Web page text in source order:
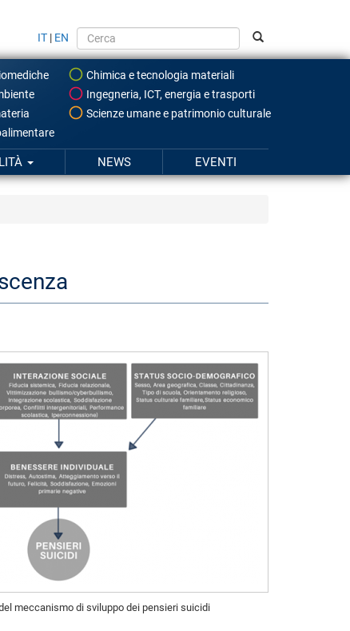
IT | EN
Chimica e tecnologia materiali
Ingegneria, ICT, energia e trasporti
Scienze umane e patrimonio culturale
NEWS EVENTI
meccanismo di sviluppo dei pensieri suicidi